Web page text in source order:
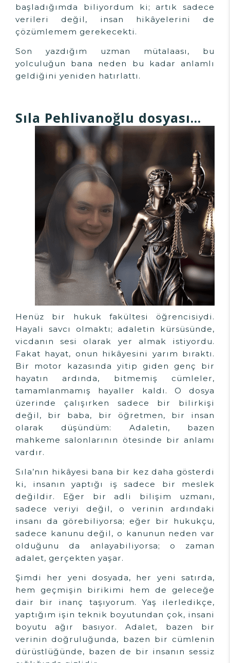
başladığımda biliyordum ki; artık sadece
verileri değil, insan hikâyelerini de
çözümlemem gerekecekti.
Son yazdığım uzman mütalaası, bu
yolculuğun bana neden bu kadar anlamlı
geldiğini yeniden hatırlattı.
Sıla Pehlivanoğlu dosyası...
Henüz bir hukuk fakültesi öğrencisiydi.
Hayali savcı olmaktı; adaletin kürsüsünde,
vicdanın sesi olarak yer almak istiyordu.
Fakat hayat, onun hikâyesini yarım bıraktı.
Bir motor kazasında yitip giden genç bir
hayatın ardında, bitmemiş cümleler,
tamamlanmamış hayaller kaldı. O dosya
üzerinde çalışırken sadece bir bilirkişi
değil, bir baba, bir öğretmen, bir insan
olarak düşündüm: Adaletin, bazen
mahkeme salonlarının ötesinde bir anlamı
vardır.
Sıla’nın hikâyesi bana bir kez daha gösterdi
ki, insanın yaptığı iş sadece bir meslek
değildir. Eğer bir adli bilişim uzmanı,
sadece veriyi değil, o verinin ardındaki
insanı da görebiliyorsa; eğer bir hukukçu,
sadece kanunu değil, o kanunun neden var
olduğunu da anlayabiliyorsa; o zaman
adalet, gerçekten yaşar.
Şimdi her yeni dosyada, her yeni satırda,
hem geçmişin birikimi hem de geleceğe
dair bir inanç taşıyorum. Yaş ilerledikçe,
yaptığım işin teknik boyutundan çok, insani
boyutu ağır basıyor. Adalet, bazen bir
verinin doğruluğunda, bazen bir cümlenin
dürüstlüğünde, bazen de bir insanın sessiz